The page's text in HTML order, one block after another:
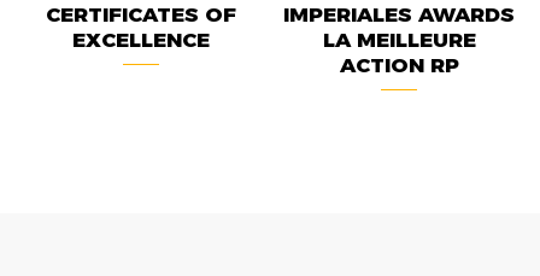
CERTIFICATES OF
EXCELLENCE
IMPERIALES AWARDS
LA MEILLEURE
ACTION RP